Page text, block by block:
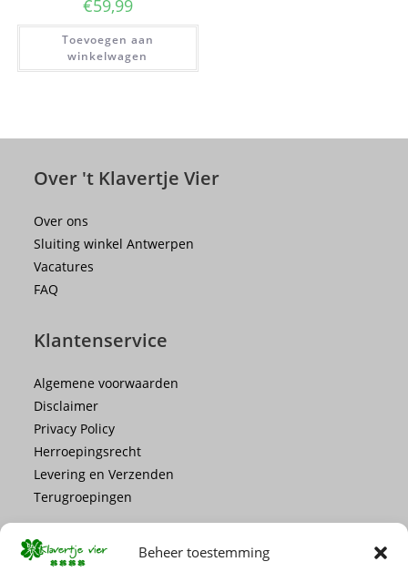
Beheer toestemming
€59,99
Toevoegen aan
winkelwagen
Over 't Klavertje Vier
Over ons
Sluiting winkel Antwerpen
Vacatures
FAQ
Klantenservice
Algemene voorwaarden
Disclaimer
Privacy Policy
Herroepingsrecht
Levering en Verzenden
Terugroepingen